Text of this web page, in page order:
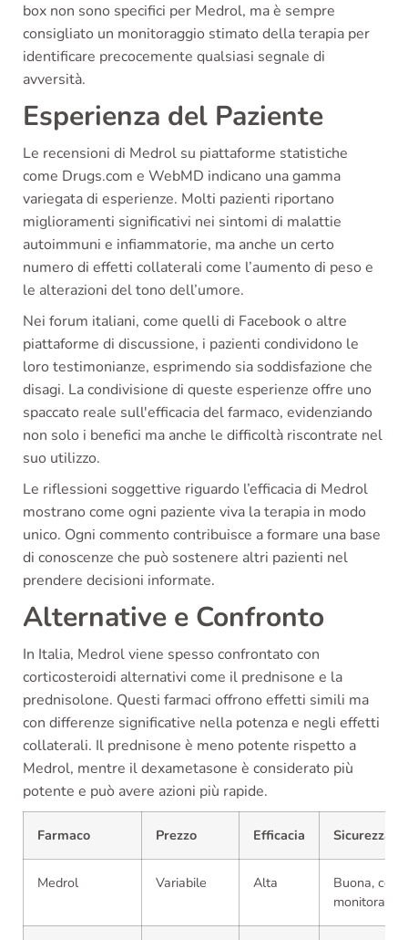
box non sono specifici per Medrol, ma è sempre
consigliato un monitoraggio stimato della terapia per
identificare precocemente qualsiasi segnale di
avversità.
Esperienza del Paziente
Le recensioni di Medrol su piattaforme statistiche
come Drugs.com e WebMD indicano una gamma
variegata di esperienze. Molti pazienti riportano
miglioramenti significativi nei sintomi di malattie
autoimmuni e infiammatorie, ma anche un certo
numero di effetti collaterali come l’aumento di peso e
le alterazioni del tono dell’umore.
Nei forum italiani, come quelli di Facebook o altre
piattaforme di discussione, i pazienti condividono le
loro testimonianze, esprimendo sia soddisfazione che
disagi. La condivisione di queste esperienze offre uno
spaccato reale sull'efficacia del farmaco, evidenziando
non solo i benefici ma anche le difficoltà riscontrate nel
suo utilizzo.
Le riflessioni soggettive riguardo l’efficacia di Medrol
mostrano come ogni paziente viva la terapia in modo
unico. Ogni commento contribuisce a formare una base
di conoscenze che può sostenere altri pazienti nel
prendere decisioni informate.
Alternative e Confronto
In Italia, Medrol viene spesso confrontato con
corticosteroidi alternativi come il prednisone e la
prednisolone. Questi farmaci offrono effetti simili ma
con differenze significative nella potenza e negli effetti
collaterali. Il prednisone è meno potente rispetto a
Medrol, mentre il dexametasone è considerato più
potente e può avere azioni più rapide.
Farmaco Prezzo Efficacia Sicurezza
Medrol Variabile Alta
Buona, con